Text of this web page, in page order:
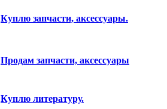
Куплю запчасти, аксессуары.
Продам запчасти, аксессуары
Куплю литературу.